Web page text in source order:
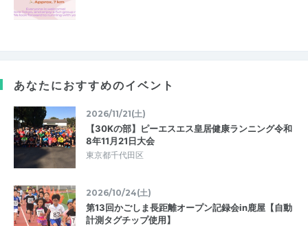
あなたにおすすめのイベント
2026/11/21(土)
【30Kの部】ピーエスエス皇居健康ランニング令和
8年11月21日大会
東京都千代田区
2026/10/24(土)
第13回かごしま長距離オープン記録会in鹿屋【自動
計測タグチップ使用】